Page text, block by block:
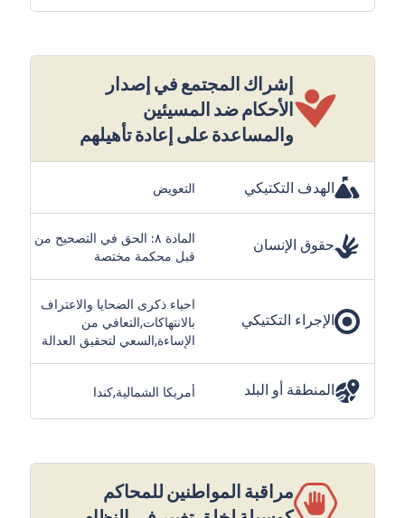
إشراك المجتمع في إصدار
الأحكام ضد المسيئين
والمساعدة على إعادة تأهيلهم
الهدف التكتيكي التعويض
حقوق الإنسان
المادة ٨: الحق في التصحيح من
قبل محكمة مختصة
الإجراء التكتيكي
احياء ذكرى الضحايا والاعتراف
بالانتهاكات,التعافي من
الإساءة,السعي لتحقيق العدالة
المنطقة أو البلد أمريكا الشمالية,كندا
مراقبة المواطنين للمحاكم